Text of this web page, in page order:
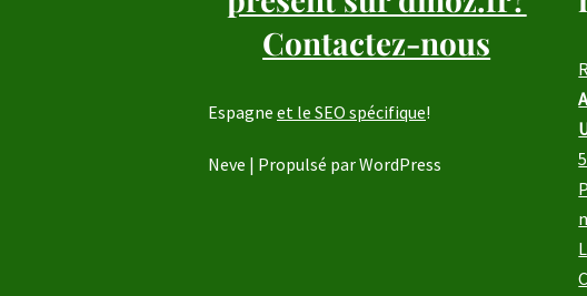
Contactez-nous
Espagne et le SEO spécifique!
Neve | Propulsé parWordPress